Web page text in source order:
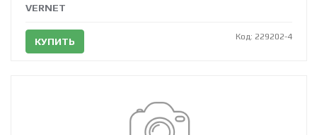
VERNET
КУПИТЬ Код: 229202-4